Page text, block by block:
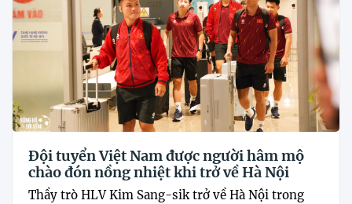
Đội tuyển Việt Nam được người hâm mộ
chào đón nồng nhiệt khi trở về Hà Nội
Thầy trò HLV Kim Sang-sik trở về Hà Nội trong